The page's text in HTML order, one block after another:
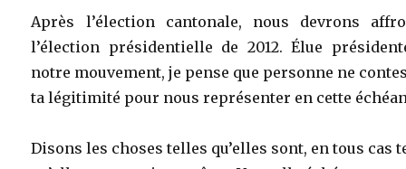
Après l’élection cantonale, nous devrons
l’élection présidentielle de 2012. Élue
notre mouvement, je pense que personne ne
ta légitimité pour nous représenter en cette
Disons les choses telles qu’elles sont, en tous cas